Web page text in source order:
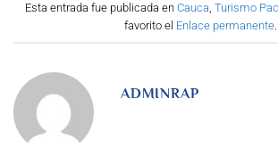
Esta entrada fue publicada en Cauca, Turismo
favorito el Enlace permanente.
ADMINRAP